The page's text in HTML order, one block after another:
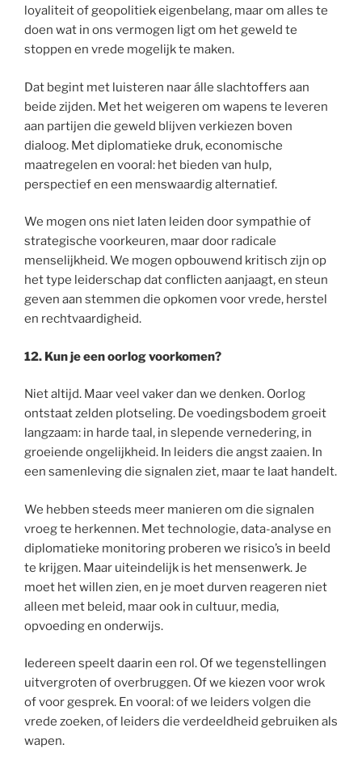
loyaliteit of geopolitiek eigenbelang, maar om alles te
doen wat in ons vermogen ligt om het geweld te
stoppen en vrede mogelijk te maken.
Dat begint met luisteren naar álle slachtoffers aan
beide zijden. Met het weigeren om wapens te leveren
aan partijen die geweld blijven verkiezen boven
dialoog. Met diplomatieke druk, economische
maatregelen en vooral: het bieden van hulp,
perspectief en een menswaardig alternatief.
We mogen ons niet laten leiden door sympathie of
strategische voorkeuren, maar door radicale
menselijkheid. We mogen opbouwend kritisch zijn op
het type leiderschap dat conflicten aanjaagt, en steun
geven aan stemmen die opkomen voor vrede, herstel
en rechtvaardigheid.
12. Kun je een oorlog voorkomen?
Niet altijd. Maar veel vaker dan we denken. Oorlog
ontstaat zelden plotseling. De voedingsbodem groeit
langzaam: in harde taal, in slepende vernedering, in
groeiende ongelijkheid. In leiders die angst zaaien. In
een samenleving die signalen ziet, maar te laat handelt.
We hebben steeds meer manieren om die signalen
vroeg te herkennen. Met technologie, data-analyse en
diplomatieke monitoring proberen we risico’s in beeld
te krijgen. Maar uiteindelijk is het mensenwerk. Je
moet het willen zien, en je moet durven reageren niet
alleen met beleid, maar ook in cultuur, media,
opvoeding en onderwijs.
Iedereen speelt daarin een rol. Of we tegenstellingen
uitvergroten of overbruggen. Of we kiezen voor wrok
of voor gesprek. En vooral: of we leiders volgen die
vrede zoeken, of leiders die verdeeldheid gebruiken als
wapen.